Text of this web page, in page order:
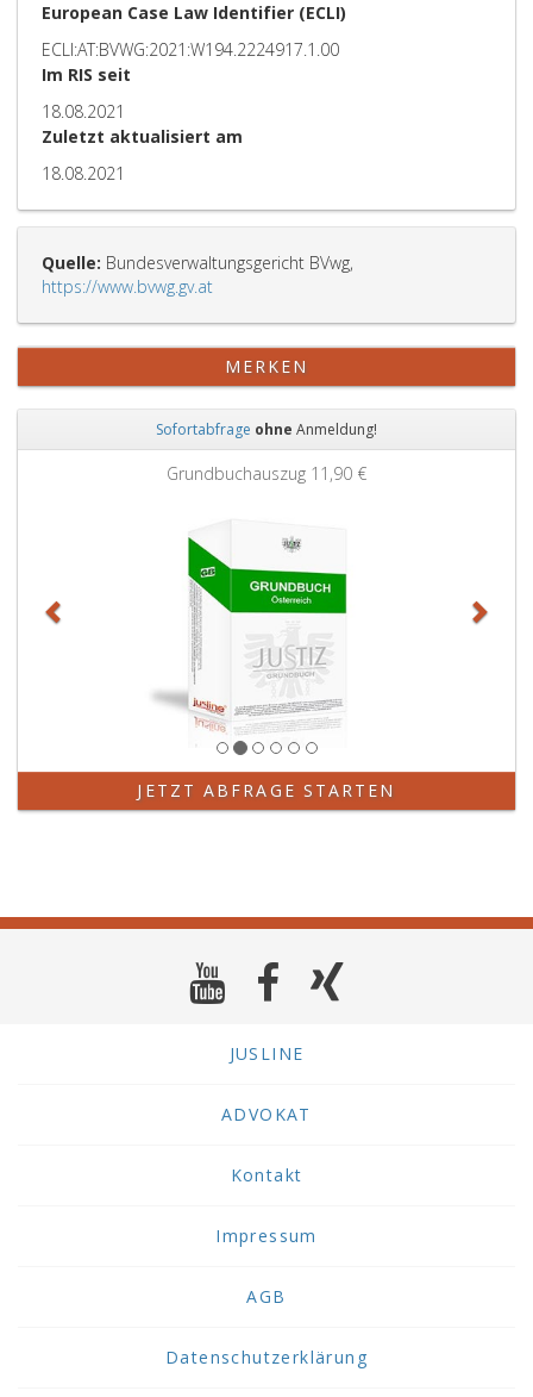
European Case Law Identifier (ECLI)
ECLI:AT:BVWG:2021:W194.2224917.1.00
Im RIS seit
18.08.2021
Zuletzt aktualisiert am
18.08.2021
Quelle: Bundesverwaltungsgericht BVwg,
https://www.bvwg.gv.at
MERKEN
Sofortabfrage ohne Anmeldung!
Grundbuchauszug 11,90 €
JETZT ABFRAGE STARTEN
JUSLINE
ADVOKAT
Kontakt
Impressum
AGB
Datenschutzerklärung